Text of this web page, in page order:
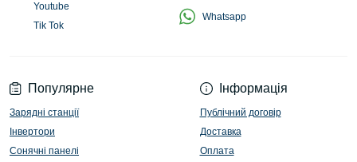
Популярне
Зарядні станції
Інвертори
Сонячні панелі
Інформація
Публічний договір
Доставка
Оплата
Youtube
Tik Tok
Whatsapp